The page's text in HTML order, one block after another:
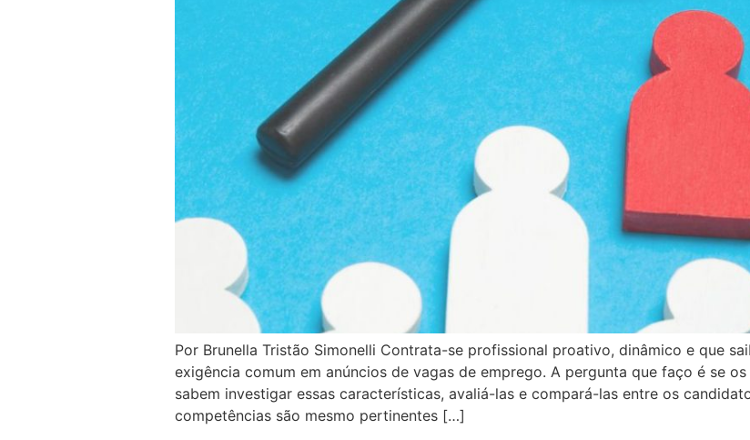
Por Brunella Tristão Simonelli Contrata-se profissional proativo, dinâmico e que
exigência comum em anúncios de vagas de emprego. A pergunta que faço é se
sabem investigar essas características, avaliá-las e compará-las entre os
competências são mesmo pertinentes […]